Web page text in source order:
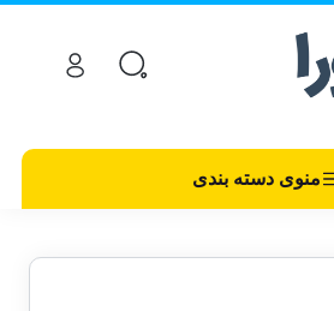
منوی دسته بندی